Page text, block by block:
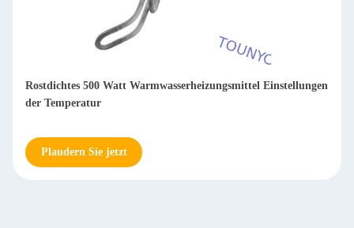
Rostdichtes 500 Watt Warmwasserheizungsmittel Einstellungen
der Temperatur
Plaudern Sie jetzt